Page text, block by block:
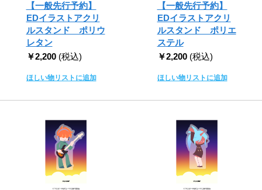
【一般先行予約】
EDイラストアクリ
ルスタンド ポリウ
レタン
￥2,200 (税込)
ほしい物リストに追加
【一般先行予約】
EDイラストアクリ
ルスタンド ポリエ
ステル
￥2,200 (税込)
ほしい物リストに追加